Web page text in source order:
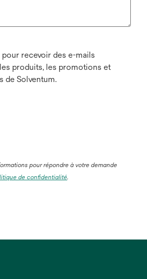
recevoir des e-mails
produits, les promotions et
de Solventum.
pour répondre à votre demande
de confidentialité.